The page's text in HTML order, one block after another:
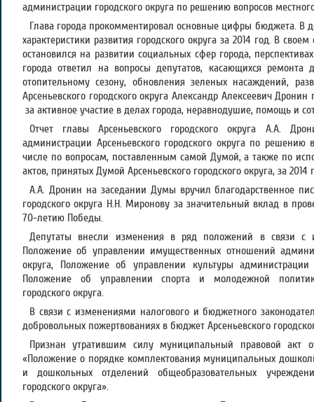
администрации городского округа по решению вопросов
Глава города прокомментировал основные цифры бюджета. В
характеристики развития городского округа за 2014 год. В
остановился на развитии социальных сфер города,
города ответил на вопросы депутатов, касающихся ремонта
отопительному сезону, обновления зеленых насаждений,
Арсеньевского городского округа Александр Алексеевич
за активное участие в делах города, неравнодушие, помощь и
Отчет главы Арсеньевского городского округа А.А.
администрации Арсеньевского городского округа по решению
числе по вопросам, поставленным самой Думой, а также по
актов, принятых Думой Арсеньевского городского округа, за
А.А. Дронин на заседании Думы вручил благодарственное
городского округа Н.Н. Миронову за значительный вклад в
70-летию Победы.
Депутаты внесли изменения в ряд положений в связи с
Положение об управлении имущественных отношений
округа, Положение об управлении культуры администрации
Положение об управлении спорта и молодежной
городского округа.
В связи с изменениями налогового и бюджетного
добровольных пожертвованиях в бюджет Арсеньевского
Признан утратившим силу муниципальный правовой
«Положение о порядке комплектования муниципальных
и дошкольных отделений общеобразовательных
городского округа».